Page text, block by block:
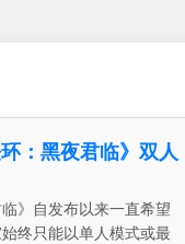
：黑夜君临》双人
》自发布以来一直希望
终只能以单人模式或最